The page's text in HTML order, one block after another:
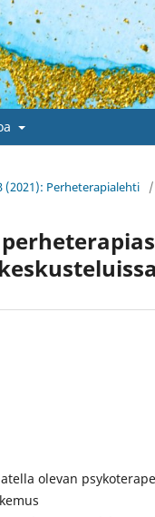
(2021): Perheterapialehti /
olevan